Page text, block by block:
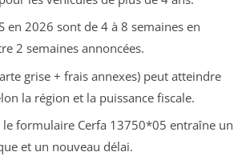
en 2026 sont de 4 à 8 semaines en
2 semaines annoncées.
grise + frais annexes) peut atteindre
la région et la puissance fiscale.
le formulaire Cerfa 13750*05 entraîne un
et un nouveau délai.